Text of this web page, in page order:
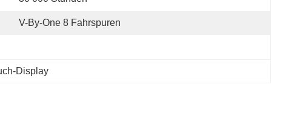
V-By-One 8 Fahrspuren
Display